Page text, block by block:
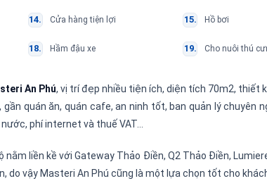
Cửa hàng tiện lợi Hồ bơi
Hầm đậu xe Cho nuôi thú
An Phú, vị trí đẹp nhiều tiện ích, diện tích 70m2, thiết
quán ăn, quán cafe, an ninh tốt, ban quản lý chuyên
phí internet và thuế VAT…
nằm liền kề với Gateway Thảo Điền, Q2 Thảo Điền,
do vậy Masteri An Phú cũng là một lựa chọn tốt cho